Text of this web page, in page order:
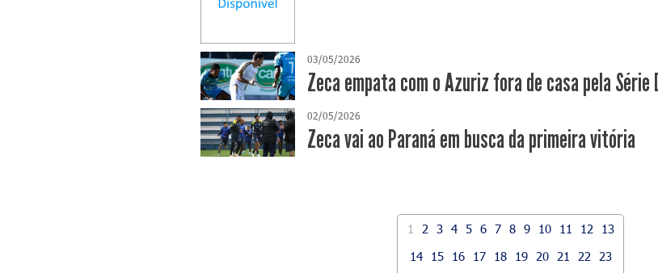
03/05/2026
Zeca empata com o Azuriz fora de casa pela Série
02/05/2026
Zeca vai ao Paraná em busca da primeira vitória
1 2 3 4 5 6 7 8 9 10 11 12
13
14
15 16 17 18 19 20 21 22
23